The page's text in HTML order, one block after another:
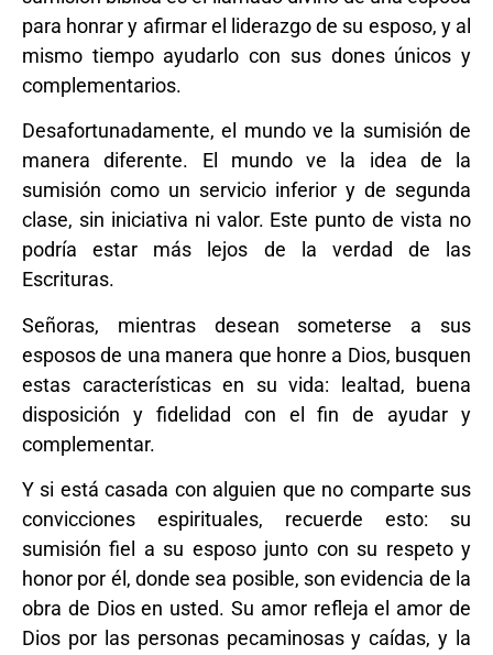
para honrar y afirmar el liderazgo de su esposo, y al
mismo tiempo ayudarlo con sus dones únicos y
complementarios.
Desafortunadamente, el mundo ve la sumisión de
manera diferente. El mundo ve la idea de la
sumisión como un servicio inferior y de segunda
clase, sin iniciativa ni valor. Este punto de vista no
podría estar más lejos de la verdad de las
Escrituras.
Señoras, mientras desean someterse a sus
esposos de una manera que honre a Dios, busquen
estas características en su vida: lealtad, buena
disposición y fidelidad con el fin de ayudar y
complementar.
Y si está casada con alguien que no comparte sus
convicciones espirituales, recuerde esto: su
sumisión fiel a su esposo junto con su respeto y
honor por él, donde sea posible, son evidencia de la
obra de Dios en usted. Su amor refleja el amor de
Dios por las personas pecaminosas y caídas, y la